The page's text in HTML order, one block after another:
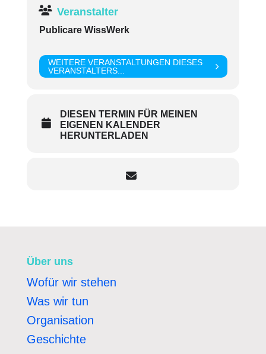
Veranstalter
Publicare WissWerk
WEITERE VERANSTALTUNGEN DIESES
VERANSTALTERS...
DIESEN TERMIN FÜR MEINEN
EIGENEN KALENDER
HERUNTERLADEN
Über uns
Wofür wir stehen
Was wir tun
Organisation
Geschichte